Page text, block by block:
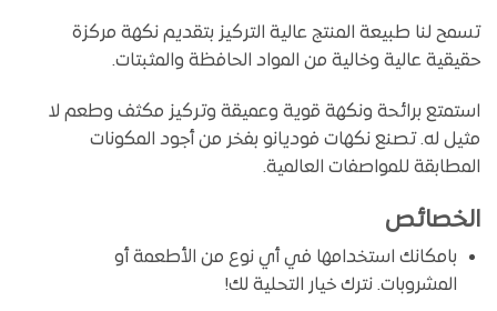
تسمح لنا طبيعة المنتج عالية التركيز بتقديم نكهة مركزة
حقيقية عالية وخالية من المواد الحافظة والمثبتات.
استمتع برائحة ونكهة قوية وعميقة وتركيز مكثف وطعم لا
مثيل له. تصنع نكهات فوديانو بفخر من أجود المكونات
المطابقة للمواصفات العالمية.
الخصائص
بامكانك استخدامها في أي نوع من الأطعمة أو
المشروبات. نترك خيار التحلية لك!